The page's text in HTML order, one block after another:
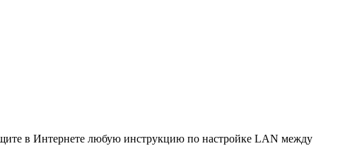
в Интернете любую инструкцию по настройке LAN между